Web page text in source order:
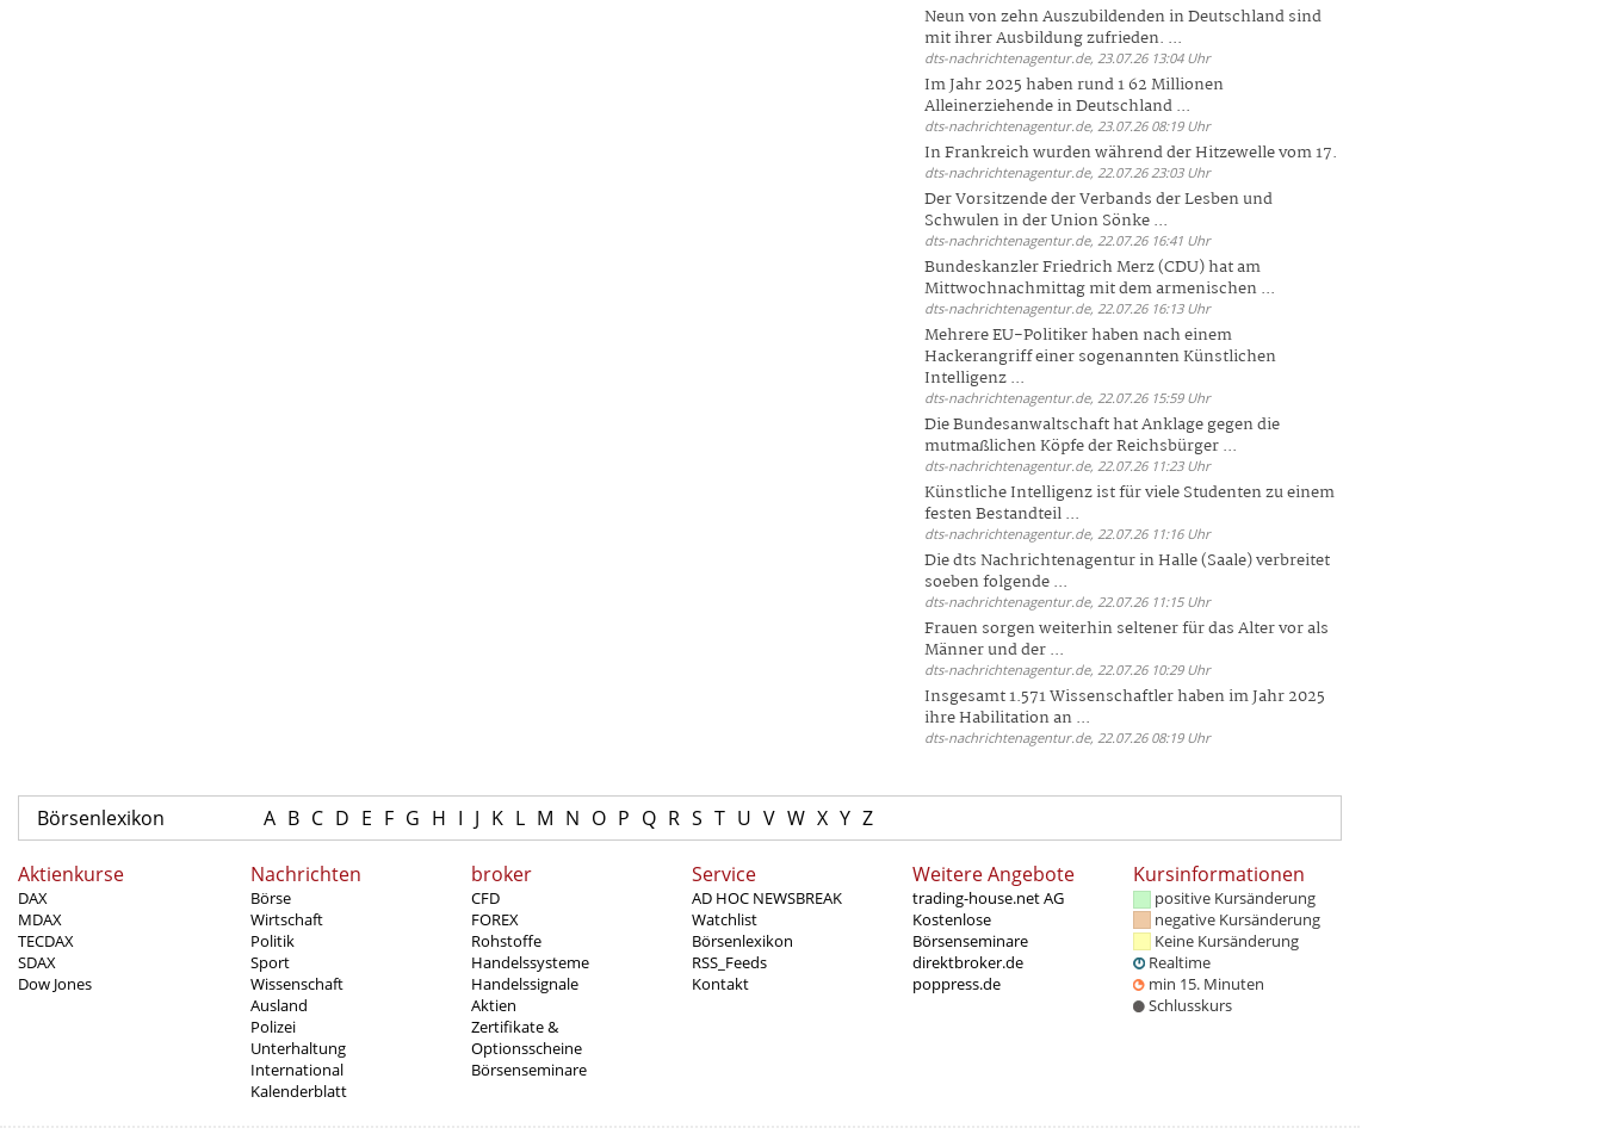
Neun von zehn Auszubildenden in Deutschland sind
mit ihrer Ausbildung zufrieden. ...
dts-nachrichtenagentur.de, 23.07.26 13:04 Uhr
Im Jahr 2025 haben rund 1 62 Millionen
Alleinerziehende in Deutschland ...
dts-nachrichtenagentur.de, 23.07.26 08:19 Uhr
In Frankreich wurden während der Hitzewelle vom 17.
dts-nachrichtenagentur.de, 22.07.26 23:03 Uhr
Der Vorsitzende der Verbands der Lesben und
Schwulen in der Union Sönke ...
dts-nachrichtenagentur.de, 22.07.26 16:41 Uhr
Bundeskanzler Friedrich Merz (CDU) hat am
Mittwochnachmittag mit dem armenischen ...
dts-nachrichtenagentur.de, 22.07.26 16:13 Uhr
Mehrere EU-Politiker haben nach einem
Hackerangriff einer sogenannten Künstlichen
Intelligenz ...
dts-nachrichtenagentur.de, 22.07.26 15:59 Uhr
Die Bundesanwaltschaft hat Anklage gegen die
mutmaßlichen Köpfe der Reichsbürger ...
dts-nachrichtenagentur.de, 22.07.26 11:23 Uhr
Künstliche Intelligenz ist für viele Studenten zu einem
festen Bestandteil ...
dts-nachrichtenagentur.de, 22.07.26 11:16 Uhr
Die dts Nachrichtenagentur in Halle (Saale) verbreitet
soeben folgende ...
dts-nachrichtenagentur.de, 22.07.26 11:15 Uhr
Frauen sorgen weiterhin seltener für das Alter vor als
Männer und der ...
dts-nachrichtenagentur.de, 22.07.26 10:29 Uhr
Insgesamt 1.571 Wissenschaftler haben im Jahr 2025
ihre Habilitation an ...
dts-nachrichtenagentur.de, 22.07.26 08:19 Uhr
Börsenlexikon A B C D E F G H I J K L M N O P Q R S T U V W X Y Z
Aktienkurse
DAX
MDAX
TECDAX
SDAX
Dow Jones
Nachrichten
Börse
Wirtschaft
Politik
Sport
Wissenschaft
Ausland
Polizei
Unterhaltung
International
Kalenderblatt
broker
CFD
FOREX
Rohstoffe
Handelssysteme
Handelssignale
Aktien
Zertifikate &
Optionsscheine
Börsenseminare
Service
AD HOC NEWSBREAK
Watchlist
Börsenlexikon
RSS_Feeds
Kontakt
Weitere Angebote
trading-house.net AG
Kostenlose
Börsenseminare
direktbroker.de
poppress.de
Kursinformationen
positive Kursänderung
negative Kursänderung
Keine Kursänderung
Realtime
min 15. Minuten
Schlusskurs